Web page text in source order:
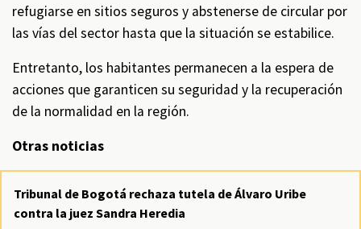
refugiarse en sitios seguros y abstenerse de circular por
las vías del sector hasta que la situación se estabilice.
Entretanto, los habitantes permanecen a la espera de
acciones que garanticen su seguridad y la recuperación
de la normalidad en la región.
Otras noticias
Tribunal de Bogotá rechaza tutela de Álvaro Uribe
contra la juez Sandra Heredia